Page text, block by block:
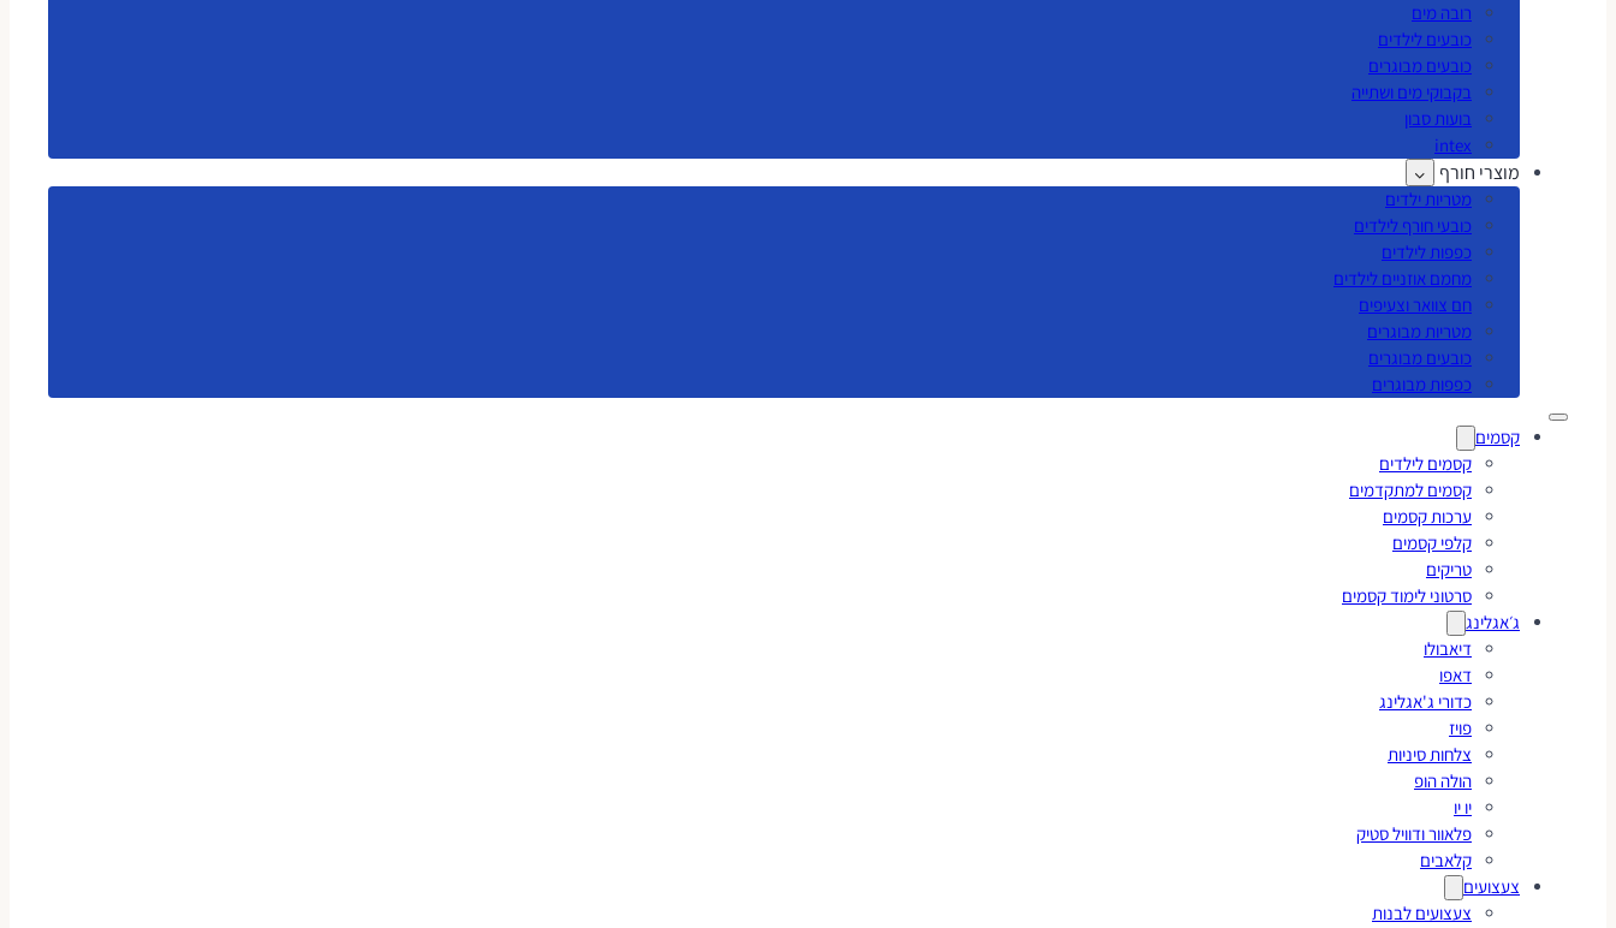
רובה מים
כובעים לילדים
כובעים מבוגרים
בקבוקי מים ושתייה
בועות סבון
intex
מוצרי חורף
מטריות ילדים
כובעי חורף לילדים
כפפות לילדים
מחמם אוזניים לילדים
חם צוואר וצעיפים
מטריות מבוגרים
כובעים מבוגרים
כפפות מבוגרים
קסמים
קסמים לילדים
קסמים למתקדמים
ערכות קסמים
קלפי קסמים
טריקים
סרטוני לימוד קסמים
ג׳אגלינג
דיאבולו
דאפו
כדורי ג'אגלינג
פויז
צלחות סיניות
הולה הופ
יו יו
פלאוור ודוויל סטיק
קלאבים
צעצועים
צעצועים לבנות